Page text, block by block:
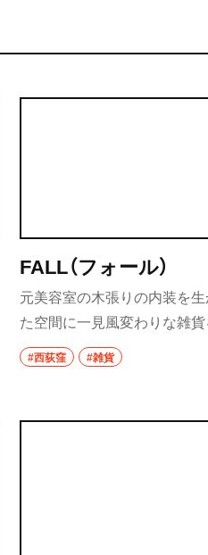
FALL（フォール）
元美容室の木張りの内装を生
た空間に一見風変わりな雑
える店。実験音楽バンドでも
する工藤冬里さんの陶器のほか
の三品さんは執筆家や音楽
#西荻窪 #雑貨